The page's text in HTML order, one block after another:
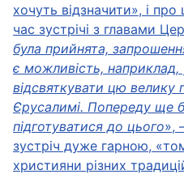
хочуть відзначити», і
час зустрічі з главами
була прийнята,
є можливість, наприклад,
відсвяткувати цю велику
Єрусалимі. Попереду ще
підготуватися до цього»,
зустріч дуже гарною,
християни різних